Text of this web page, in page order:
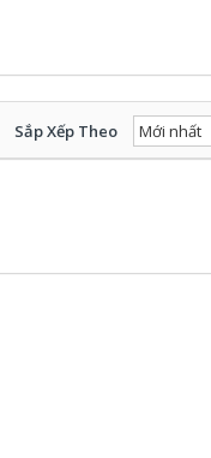
Sắp Xếp Theo